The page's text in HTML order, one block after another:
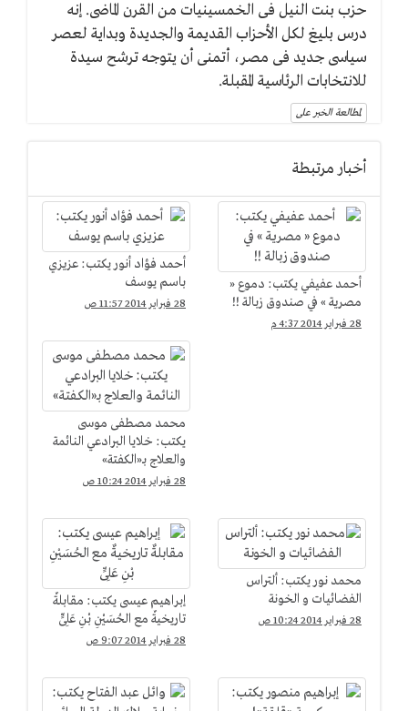
حزب بنت النيل فى الخمسينيات من القرن الماضى. إنه
درس بليغ لكل الأحزاب القديمة والجديدة وبداية لعصر
سياسى جديد فى مصر، أتمنى أن يتوجه ترشح سيدة
للانتخابات الرئاسية المقبلة.
لمطالعة الخبر على
أخبار مرتبطة
أحمد عفيفي يكتب: دموع «
مصرية » في صندوق زبالة !!
28 فبراير 2014 4:37 م
أحمد فؤاد أنور يكتب: عزيزي
باسم يوسف
28 فبراير 2014 11:57 ص
محمد مصطفى موسى
يكتب: خلايا البرادعي النائمة
والعلاج بـ«الكفتة»
28 فبراير 2014 10:24 ص
محمد نور يكتب: ألتراس
الفضائيات و الخونة
28 فبراير 2014 10:24 ص
إبراهيم عيسى يكتب: مقابلةٌ
تاريخيةٌ مع الحُسَيْنِ بْنِ عَلِىٍّ
28 فبراير 2014 9:07 ص